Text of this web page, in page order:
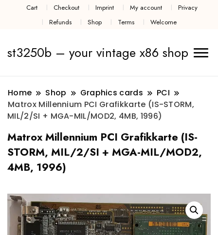
Cart Checkout Imprint My account
Privacy
Refunds
Shop Terms Welcome
st3250b – your vintage x86 shop
Home Shop Graphics cards
PCI
Matrox Millennium PCI Grafikkarte (IS-STORM,
MIL/2/SI + MGA-MIL/MOD2, 4MB, 1996)
Matrox Millennium PCI Grafikkarte (IS-
STORM, MIL/2/SI + MGA-MIL/MOD2,
4MB, 1996)